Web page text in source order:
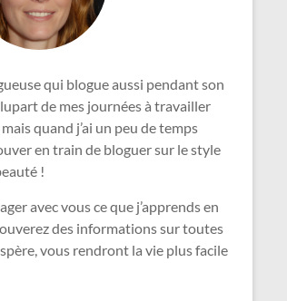
qui blogue aussi pendant son
de mes journées à travailler
quand j’ai un peu de temps
en train de bloguer sur le style
!
avec vous ce que j’apprends en
des informations sur toutes
vous rendront la vie plus facile